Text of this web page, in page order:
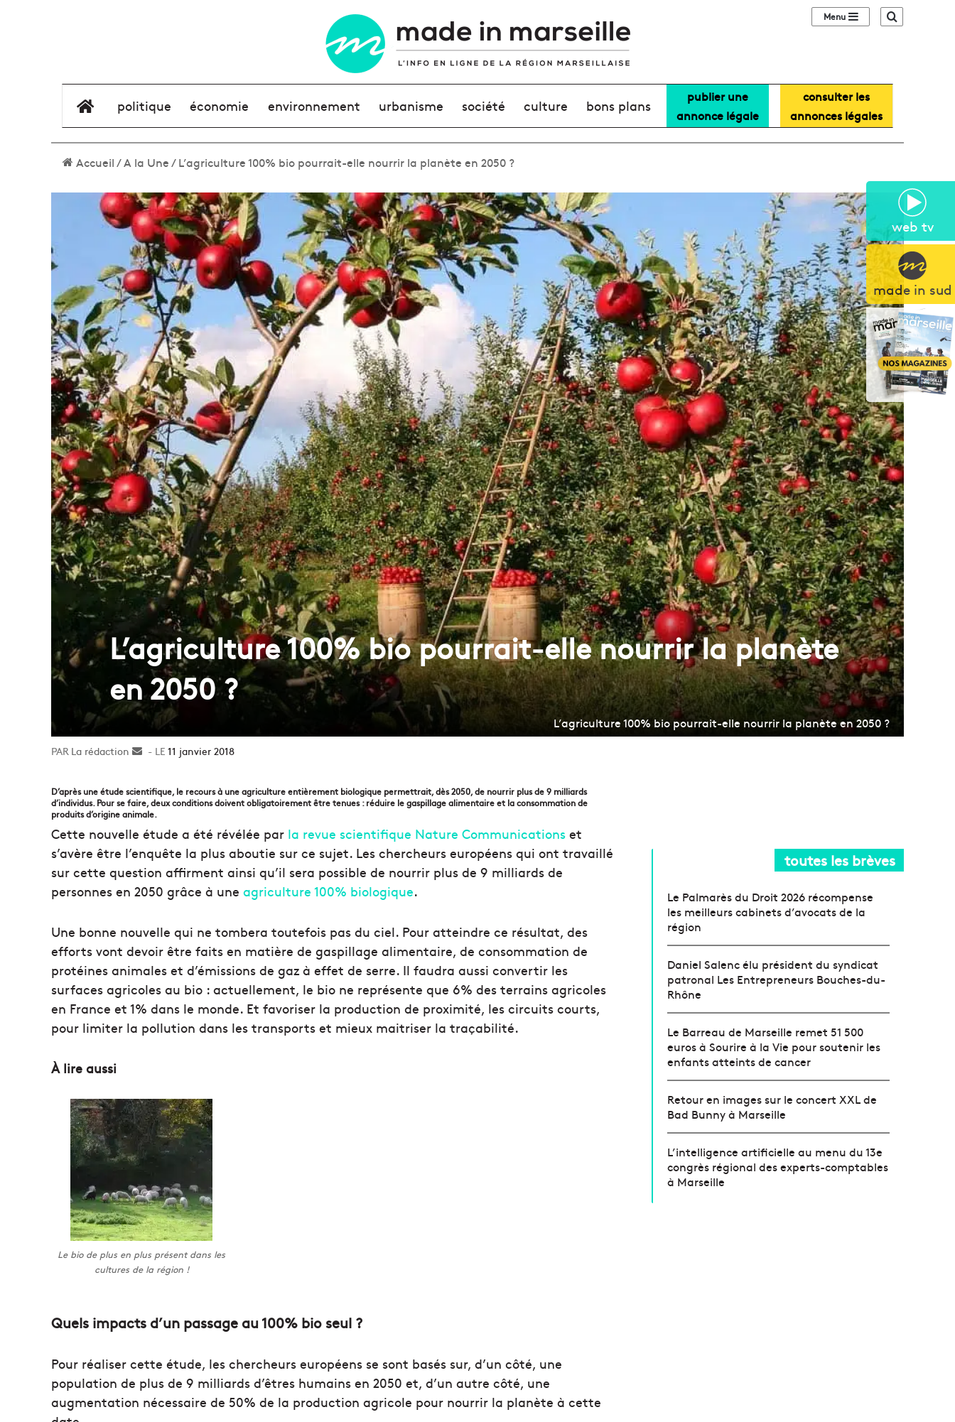
web tv
made in sud
Sidebar (barre
élément de menu
politique économie environnement urbanisme société culture bons plans
publier une
annonce légale
consulter les
annonces légales
Accueil/A la Une/L’agriculture 100% bio pourrait-elle nourrir la planète en 2050 ?
L’agriculture 100% bio pourrait-elle nourrir la planète
en 2050 ?
L’agriculture 100% bio pourrait-elle nourrir la planète en 2050 ?
La rédaction
Envoyer11 janvier 2018
D’après une étude scientifique, le recours à une agriculture entièrement biologique permettrait, dès 2050, de nourrir plus de 9 milliards
d’individus. Pour se faire, deux conditions doivent obligatoirement être tenues : réduire le gaspillage alimentaire et la consommation de
produits d’origine animale.
Cette nouvelle étude a été révélée par la revue scientifique Nature Communications et
s’avère être l’enquête la plus aboutie sur ce sujet. Les chercheurs européens qui ont travaillé
sur cette question affirment ainsi qu’il sera possible de nourrir plus de 9 milliards de
personnes en 2050 grâce à une agriculture 100% biologique.
Une bonne nouvelle qui ne tombera toutefois pas du ciel. Pour atteindre ce résultat, des
efforts vont devoir être faits en matière de gaspillage alimentaire, de consommation de
protéines animales et d’émissions de gaz à effet de serre. Il faudra aussi convertir les
surfaces agricoles au bio : actuellement, le bio ne représente que 6% des terrains agricoles
en France et 1% dans le monde. Et favoriser la production de proximité, les circuits courts,
pour limiter la pollution dans les transports et mieux maitriser la traçabilité.
À lire aussi
Le bio de plus en plus présent dans les
cultures de la région !
Quels impacts d’un passage au 100% bio seul ?
Pour réaliser cette étude, les chercheurs européens se sont basés sur, d’un côté, une
population de plus de 9 milliards d’êtres humains en 2050 et, d’un autre côté, une
augmentation nécessaire de 50% de la production agricole pour nourrir la planète à cette
toutes les brèves
Le Palmarès du Droit 2026 récompense
les meilleurs cabinets d’avocats de la
région
Daniel Salenc élu président du syndicat
patronal Les Entrepreneurs Bouches-du-
Rhône
Le Barreau de Marseille remet 51 500
euros à Sourire à la Vie pour soutenir les
enfants atteints de cancer
Retour en images sur le concert XXL de
Bad Bunny à Marseille
L’intelligence artificielle au menu du 13e
congrès régional des experts-comptables
à Marseille